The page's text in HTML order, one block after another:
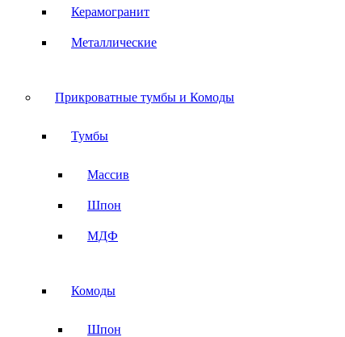
Керамогранит
Металлические
Прикроватные тумбы и Комоды
Тумбы
Массив
Шпон
МДФ
Комоды
Шпон